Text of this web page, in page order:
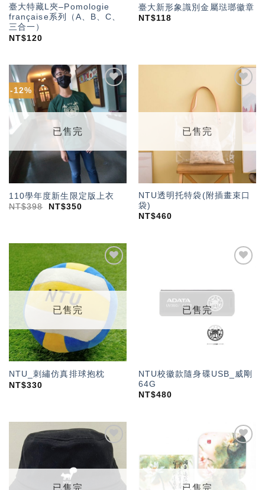
臺大特藏L夾–Pomologie
française系列（A、B、C、
三合一）
NT$120
臺大新形象識別金屬琺瑯徽章
NT$118
-12%
加入
「願
望輕
單」
已售完
110學年度新生限定版上衣
NT$398 NT$350
望輕
已售完
NTU透明托特袋(附插畫束口
袋)
NT$460
加入
「願
望輕
單」
已售完
NTU_刺繡仿真排球抱枕
NT$330
已售完
NTU校徽款隨身碟USB_威剛
64G
NT$480
加入
「願
望輕
單」
加入
「願
望輕